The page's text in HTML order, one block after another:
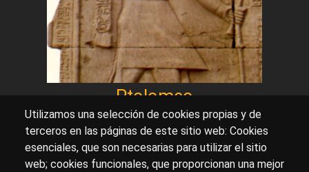
Ptolomeo
Sobre artehistoria.com
Utilizamos una selección de cookies propias y de
terceros en las páginas de este sitio web: Cookies
esenciales, que son necesarias para utilizar el sitio
web; cookies funcionales, que proporcionan una mejor